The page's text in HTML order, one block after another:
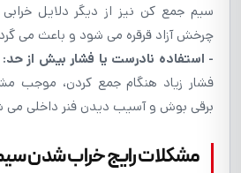
سیم جمع کن نیز از دیگر دلایل
چرخش آزاد قرقره می شود و باعث می
- استفاده نادرست یا فشار بیش از حد:
فشار زیاد هنگام جمع کردن، موجب
برقی بوش و آسیب دیدن فنر داخلی می
مشکلات رایج خراب شدن